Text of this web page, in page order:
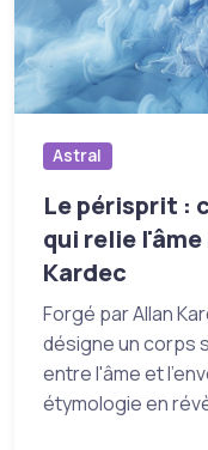
Astral
Le périsprit :
qui relie
Kardec
Forgé par Allan
désigne un corps
entre l'âme et
étymologie en